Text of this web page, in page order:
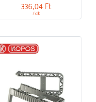
336,04 Ft
/ db